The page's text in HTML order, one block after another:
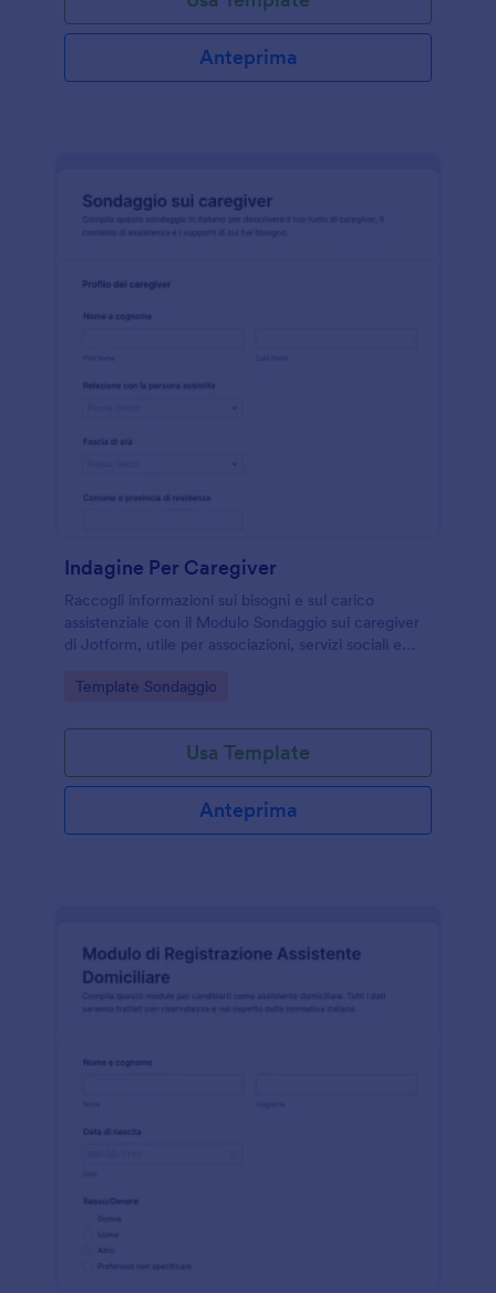
Anteprima
Indagine Per Caregiver
Raccogli informazioni sui bisogni e sul carico
assistenziale con il Modulo Sondaggio sui caregiver
di Jotform, utile per associazioni, servizi sociali e
dati.
Go to Category:
Template Sondaggio
Usa Template
Anteprima